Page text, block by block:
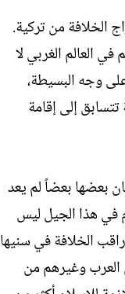
الخلافة من تركية.
العالم الغربي لا
وجه البسيطة،
إلى إقامة
بعضها بعضاً لم يعد
في هذا الجيل ليس
الخلافة في سنيها
العرب وغيرهم من